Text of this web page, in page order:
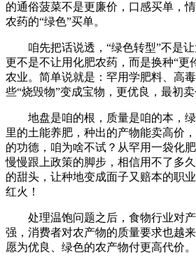
的通俗菠菜不是更廉价，口感买单，
农药的“绿色”买单。
咱先把话说透，“绿色转型”不是让
更不是不让用化肥农药，而是换种“更
农业。简单说就是：罕用学肥料、高
些“烧毁物”变成宝物，更优良，最初卖
地盘是咱的根，质量是咱的本，绿
里的土能养肥，种出的产物能卖高价
的功德，咱为啥不试？从罕用一袋化
慢慢跟上政策的脚步，相信用不了多
的甜头，让种地变成面子又赔本的职
红火！
处理温饱问题之后，食物行业对产
强，消费者对农产物的质量要求也越
愿为优良、绿色的农产物付更高代价。